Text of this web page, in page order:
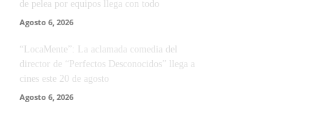
de pelea por equipos llega con todo
Agosto 6, 2026
“LocaMente”: La aclamada comedia del
director de “Perfectos Desconocidos” llega a
cines este 20 de agosto
Agosto 6, 2026